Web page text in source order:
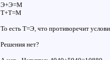
Э+Э=М
Т+Т=М
То есть Т=Э, что противоречит
Решения нет?